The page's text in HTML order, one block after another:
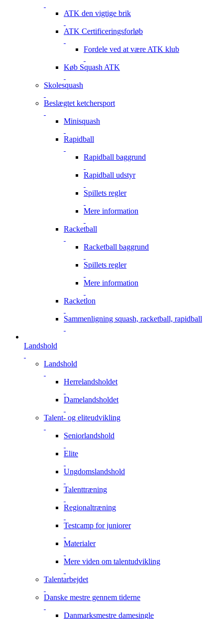
ATK den vigtige brik
ATK Certificeringsforløb
Fordele ved at være ATK klub
Køb Squash ATK
Skolesquash
Beslægtet ketchersport
Minisquash
Rapidball
Rapidball baggrund
Rapidball udstyr
Spillets regler
Mere information
Racketball
Racketball baggrund
Spillets regler
Mere information
Racketlon
Sammenligning squash, racketball, rapidball
Landshold
Landshold
Herrelandsholdet
Damelandsholdet
Talent- og eliteudvikling
Seniorlandshold
Elite
Ungdomslandshold
Talenttræning
Regionaltræning
Testcamp for juniorer
Materialer
Mere viden om talentudvikling
Talentarbejdet
Danske mestre gennem tiderne
Danmarksmestre damesingle